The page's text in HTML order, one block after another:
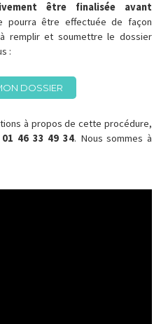
être finalisée avant
pourra être effectuée de façon
remplir et soumettre le dossier
:
DOSSIER
à propos de cette procédure,
01 46 33 49 34. Nous sommes à